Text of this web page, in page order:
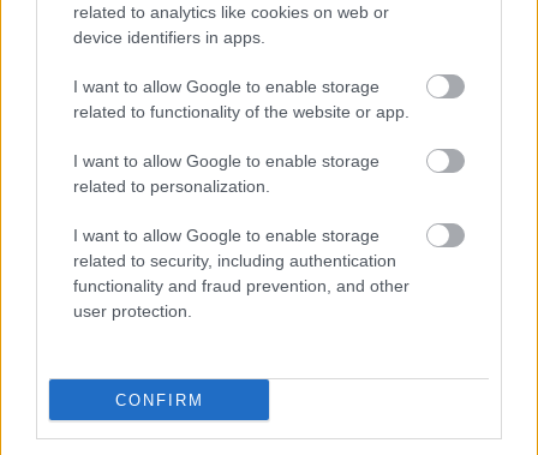
related to analytics like cookies on web or
device identifiers in apps.
I want to allow Google to enable storage
related to functionality of the website or app.
I want to allow Google to enable storage
related to personalization.
I want to allow Google to enable storage
related to security, including authentication
functionality and fraud prevention, and other
user protection.
CONFIRM
Hírlevél feliratkozás
meg e-mail címét:
Megismertem és elfogadom a
Nem szeretne lemaradni semmiről? Csak egy kattintás, és hírlevelünk a
A SZOL24 legfrissebb 24 cikke